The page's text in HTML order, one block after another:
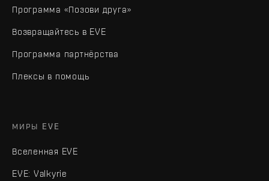
Программа «Позови друга»
Возвращайтесь в EVE
Программа партнёрства
Плексы в помощь
МИРЫ EVE
Вселенная EVE
EVE: Valkyrie